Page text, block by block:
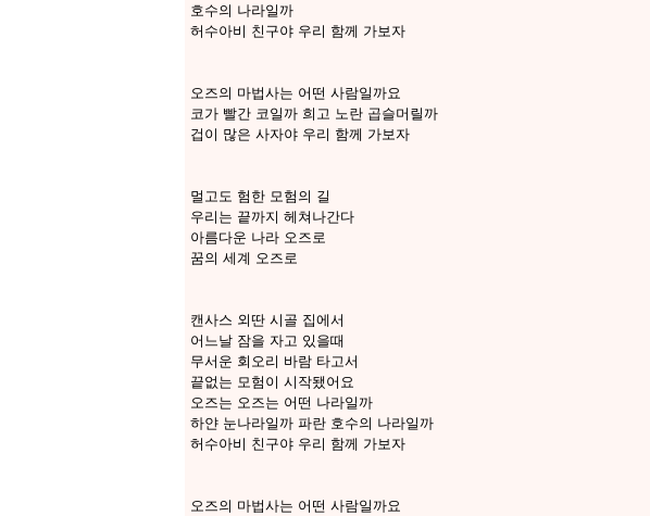
호수의 나라일까
허수아비 친구야 우리 함께 가보자
오즈의 마법사는 어떤 사람일까요
코가 빨간 코일까 희고 노란 곱슬머릴까
겁이 많은 사자야 우리 함께 가보자
멀고도 험한 모험의 길
우리는 끝까지 헤쳐나간다
아름다운 나라 오즈로
꿈의 세계 오즈로
캔사스 외딴 시골 집에서
어느날 잠을 자고 있을때
무서운 회오리 바람 타고서
끝없는 모험이 시작됐어요
오즈는 오즈는 어떤 나라일까
하얀 눈나라일까 파란 호수의 나라일까
허수아비 친구야 우리 함께 가보자
오즈의 마법사는 어떤 사람일까요